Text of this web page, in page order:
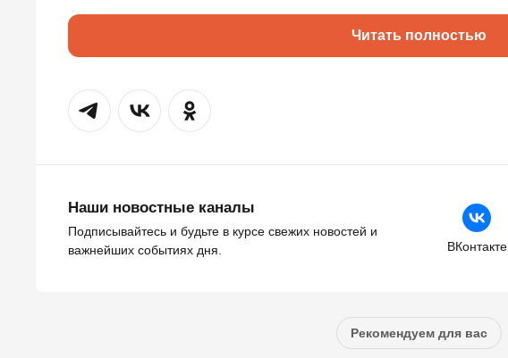
Читать полностью
Наши новостные каналы
Подписывайтесь и будьте в курсе свежих новостей и
важнейших событиях дня.
ВКонтакте
Рекомендуем для вас